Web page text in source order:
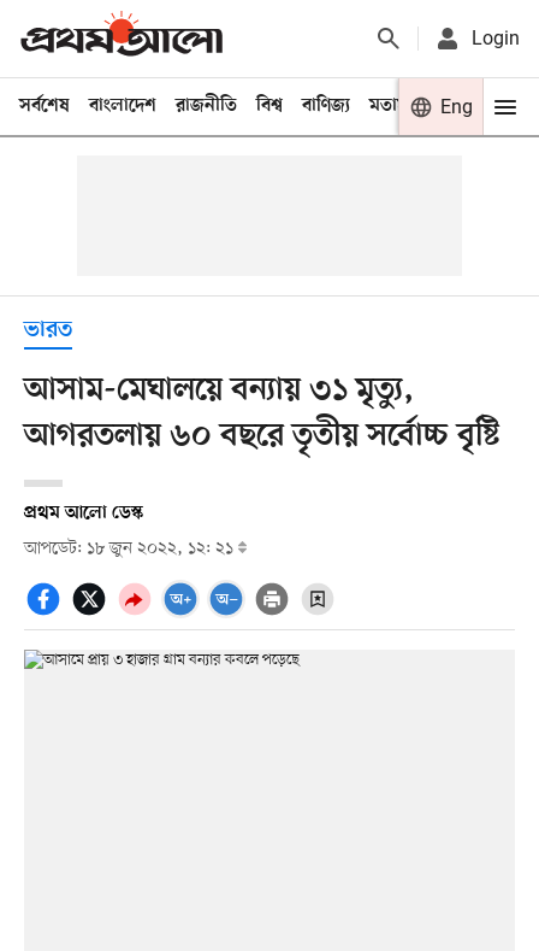
Login
সর্বশেষ বাংলাদেশ রাজনীতি বিশ্ব বাণিজ্য মতামত খেলা
Eng
ভারত
আসাম-মেঘালয়ে বন্যায় ৩১ মৃত্যু,
আগরতলায় ৬০ বছরে তৃতীয় সর্বোচ্চ বৃষ্টি
প্রথম আলো ডেস্ক
আপডেট: ১৮ জুন ২০২২, ১২: ২১